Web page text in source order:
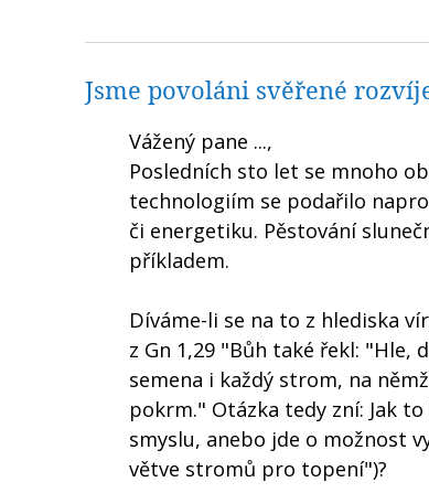
Jsme povoláni svěřené
Vážený pane ...,
Posledních sto let se mnoho
technologiím se podařilo
či energetiku. Pěstování
příkladem.
Díváme-li se na to z hlediska
z Gn 1,29 "Bůh také řekl: "Hle,
semena i každý strom, na
pokrm." Otázka tedy zní: Jak
smyslu, anebo jde o možnost
větve stromů pro topení")?